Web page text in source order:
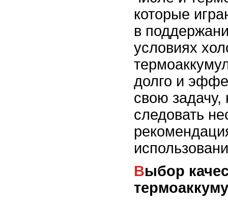
которые
в
условиях
долго и
свою
следовать
Выбор качественного